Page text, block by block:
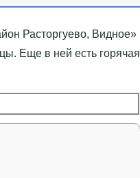
Расторгуево, Видное»‎
Еще в ней есть горячая